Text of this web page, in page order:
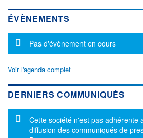
ÉVÈNEMENTS
Message d'information
Pas d'évènement en cours
Voir l'agenda complet
DERNIERS COMMUNIQUÉS
Message d'information
Cette société n'est pas adhérente
diffusion des communiqués de